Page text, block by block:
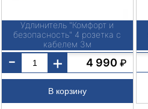
Удлинитель "Комфорт и
безопасность" 4 розетка с
кабелем 3м
- + 4 990 ₽